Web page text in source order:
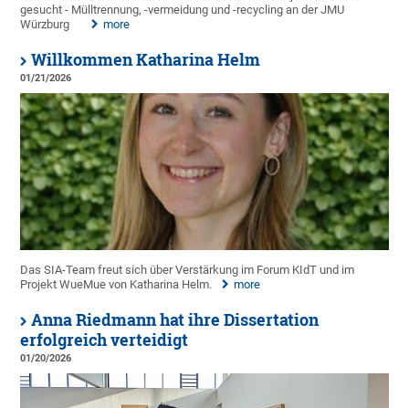
gesucht - Mülltrennung, -vermeidung und -recycling an der JMU
Würzburg
more
Willkommen Katharina Helm
01/21/2026
Das SIA-Team freut sich über Verstärkung im Forum KIdT und im
Projekt WueMue von Katharina Helm.
more
Anna Riedmann hat ihre Dissertation
erfolgreich verteidigt
01/20/2026